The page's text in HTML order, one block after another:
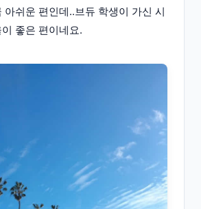
아쉬운 편인데..브듀 학생이 가신 시
좋은 편이네요.